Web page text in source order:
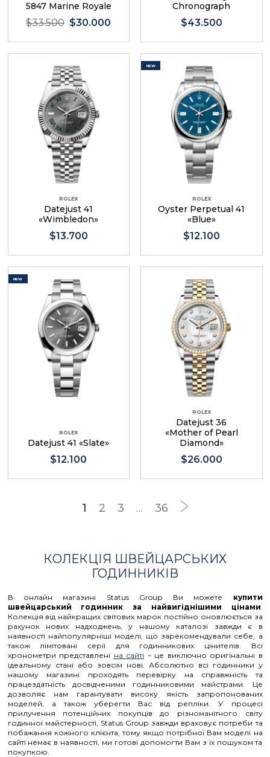
5847 Marine Royale
$33.500 $30.000
Chronograph
$43.500
ROLEX
Datejust 41
«Wimbledon»
$13.700
NEW
ROLEX
Oyster Perpetual 41
«Blue»
$12.100
NEW
ROLEX
Datejust 41 «Slate»
$12.100
ROLEX
Datejust 36
«Mother of Pearl
Diamond»
$26.000
1 2 3 … 36
КОЛЕКЦІЯ ШВЕЙЦАРСЬКИХ
ГОДИННИКІВ
В онлайн магазині Status Group Ви можете купити
швейцарський годинник за найвигіднішими цінами.
Колекція від найкращих світових марок постійно оновлюється за
рахунок нових надходжень, у нашому каталозі завжди є в
наявності найпопулярніші моделі, що зарекомендували себе, а
також лімітовані серії для годинникових цінителів. Всі
хронометри представлені на сайті – це виключно оригінальні в
ідеальному стані або зовсім нові. Абсолютно всі годинники у
нашому магазині проходять перевірку на справжність та
працездатність досвідченими годинниковими майстрами. Це
дозволяє нам гарантувати високу якість запропонованих
моделей, а також уберегти Вас від репліки. У процесі
прилучення потенційних покупців до різноманітного світу
годинної майстерності, Status Group завжди враховує потреби та
побажання кожного клієнта, тому якщо потрібної Вам моделі на
сайті немає в наявності, ми готові допомогти Вам з їх пошуком та
покупкою.